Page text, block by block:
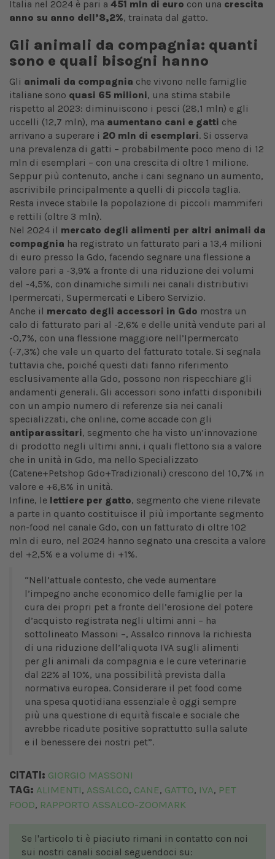
Italia nel 2024 è pari a 451 mln di euro con una crescita
anno su anno dell’8,2%, trainata dal gatto.
Gli animali da compagnia: quanti
sono e quali bisogni hanno
Gli animali da compagnia che vivono nelle famiglie
italiane sono quasi 65 milioni, una stima stabile
rispetto al 2023: diminuiscono i pesci (28,1 mln) e gli
uccelli (12,7 mln), ma aumentano cani e gatti che
arrivano a superare i 20 mln di esemplari. Si osserva
una prevalenza di gatti – probabilmente poco meno di 12
mln di esemplari – con una crescita di oltre 1 milione.
Seppur più contenuto, anche i cani segnano un aumento,
ascrivibile principalmente a quelli di piccola taglia.
Resta invece stabile la popolazione di piccoli mammiferi
e rettili (oltre 3 mln).
Nel 2024 il mercato degli alimenti per altri animali da
compagnia ha registrato un fatturato pari a 13,4 milioni
di euro presso la Gdo, facendo segnare una flessione a
valore pari a -3,9% a fronte di una riduzione dei volumi
del -4,5%, con dinamiche simili nei canali distributivi
Ipermercati, Supermercati e Libero Servizio.
Anche il mercato degli accessori in Gdo mostra un
calo di fatturato pari al -2,6% e delle unità vendute pari al
-0,7%, con una flessione maggiore nell’Ipermercato
(-7,3%) che vale un quarto del fatturato totale. Si segnala
tuttavia che, poiché questi dati fanno riferimento
esclusivamente alla Gdo, possono non rispecchiare gli
andamenti generali. Gli accessori sono infatti disponibili
con un ampio numero di referenze sia nei canali
specializzati, che online, come accade con gli
antiparassitari, segmento che ha visto un’innovazione
di prodotto negli ultimi anni, i quali flettono sia a valore
che in unità in Gdo, ma nello Specializzato
(Catene+Petshop Gdo+Tradizionali) crescono del 10,7% in
valore e +6,8% in unità.
Infine, le lettiere per gatto, segmento che viene rilevate
a parte in quanto costituisce il più importante segmento
non-food nel canale Gdo, con un fatturato di oltre 102
mln di euro, nel 2024 hanno segnato una crescita a valore
del +2,5% e a volume di +1%.
“Nell’attuale contesto, che vede aumentare
l’impegno anche economico delle famiglie per la
cura dei propri pet a fronte dell’erosione del potere
d’acquisto registrata negli ultimi anni – ha
sottolineato Massoni –, Assalco rinnova la richiesta
di una riduzione dell’aliquota IVA sugli alimenti
per gli animali da compagnia e le cure veterinarie
dal 22% al 10%, una possibilità prevista dalla
normativa europea. Considerare il pet food come
una spesa quotidiana essenziale è oggi sempre
più una questione di equità fiscale e sociale che
avrebbe ricadute positive soprattutto sulla salute
e il benessere dei nostri pet”.
CITATI: GIORGIO MASSONI
TAG: ALIMENTI, ASSALCO, CANE, GATTO, IVA, PET
FOOD, RAPPORTO ASSALCO-ZOOMARK
Se l'articolo ti è piaciuto rimani in contatto con noi
sui nostri canali social seguendoci su: